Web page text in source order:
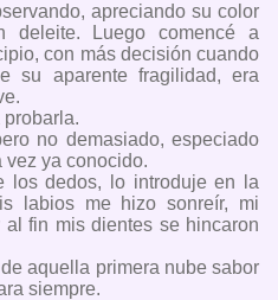
apreciando su color
deleite. Luego comencé a
con más decisión cuando
su aparente fragilidad, era
no demasiado, especiado
vez ya conocido.
los dedos, lo introduje en la
labios me hizo sonreír, mi
fin mis dientes se hincaron
aquella primera nube sabor
siempre.